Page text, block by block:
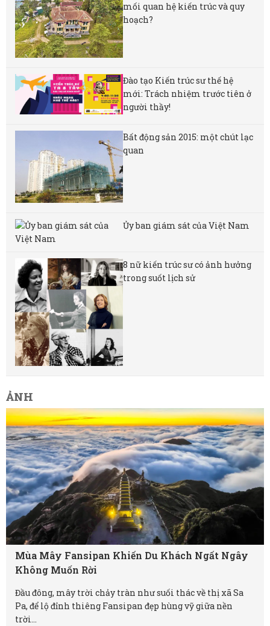
mối quan hệ kiến trúc và quy
hoạch?
Đào tạo Kiến trúc sư thế hệ
mới: Trách nhiệm trước tiên ở
người thầy!
Bất động sản 2015: một chút lạc
quan
Ủy ban giám sát của Việt Nam
8 nữ kiến ​​trúc sư có ảnh hưởng
trong suốt lịch sử
ẢNH
Mùa Mây Fansipan Khiến Du Khách Ngất Ngây
Không Muốn Rời
Đầu đông, mây trời chảy tràn như suối thác về thị xã Sa
Pa, để lộ đỉnh thiêng Fansipan đẹp hùng vỹ giữa nền
trời...